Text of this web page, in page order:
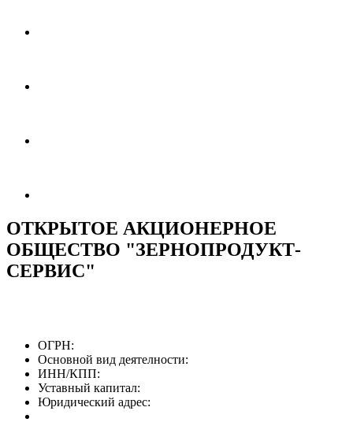
ОТКРЫТОЕ АКЦИОНЕРНОЕ
ОБЩЕСТВО "ЗЕРНОПРОДУКТ-
СЕРВИС"
ОГРН:
Основной вид деятелности:
ИНН/КПП:
Уставный капитал:
Юридический адрес: